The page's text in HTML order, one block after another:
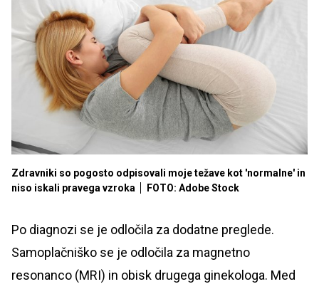
Zdravniki so pogosto odpisovali moje težave kot 'normalne' in
niso iskali pravega vzroka
FOTO: Adobe Stock
Po diagnozi se je odločila za dodatne preglede.
Samoplačniško se je odločila za magnetno
resonanco (MRI) in obisk drugega ginekologa. Med